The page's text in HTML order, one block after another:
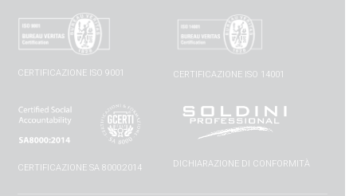
CERTIFICAZIONE ISO 9001 CERTIFICAZIONE ISO 14001
CERTIFICAZIONE SA 8000:2014 DICHIARAZIONE DI CONFORMITÀ